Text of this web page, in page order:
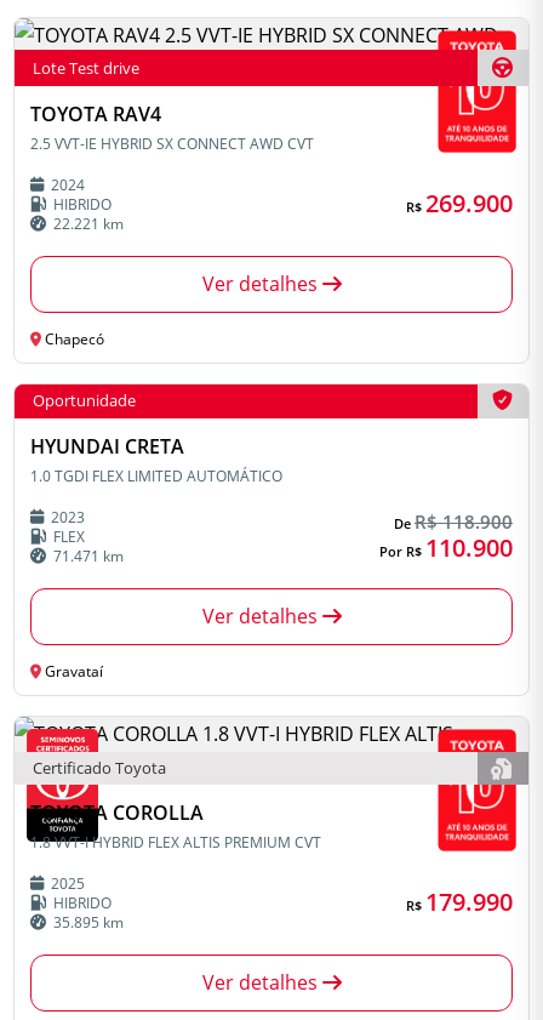
Lote Test drive
TOYOTA RAV4
2.5 VVT-IE HYBRID SX CONNECT AWD CVT
2024
HIBRIDO
22.221 km
R$ 269.900
Ver detalhes
Chapecó
Oportunidade
HYUNDAI CRETA
1.0 TGDI FLEX LIMITED AUTOMÁTICO
2023
FLEX
71.471 km
De R$ 118.900
Por R$ 110.900
Ver detalhes
Gravataí
Certificado Toyota
TOYOTA COROLLA
1.8 VVT-I HYBRID FLEX ALTIS PREMIUM CVT
2025
HIBRIDO
35.895 km
R$ 179.990
Ver detalhes